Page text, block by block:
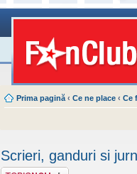
Prima pagină ‹ Ce ne place ‹ Ce
Scrieri, ganduri si
Scrie un subiect